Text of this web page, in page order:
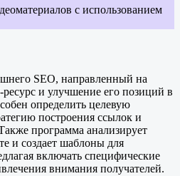
с использованием
SEO, направленный на
и улучшение его позиций в
определить целевую
построения ссылок и
программа анализирует
и создает шаблоны для
включать специфические
внимания получателей.